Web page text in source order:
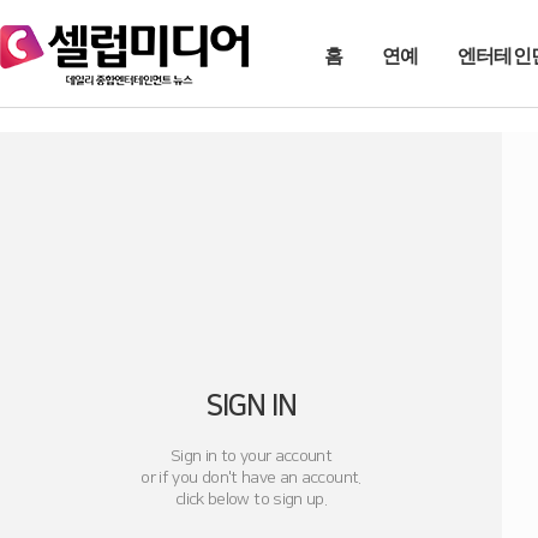
홈 연예 엔터테인
SIGN IN
Sign in to your account
or if you don't have an account.
click below to sign up.